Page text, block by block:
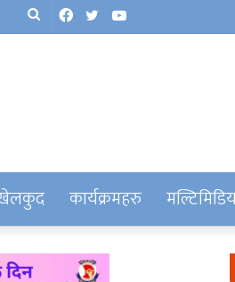
SearchFacebook
TwitterYouTube
कार्यक्रमहरु